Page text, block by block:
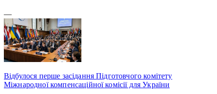
—
Відбулося перше засідання Підготовчого комітету
Міжнародної компенсаційної комісії для України